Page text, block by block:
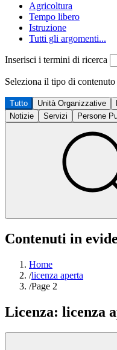
Agricoltura
Tempo libero
Istruzione
Tutti gli argomenti...
Inserisci i termini di ricerca
Seleziona il tipo di contenuto
Tutto Unità Organizzative
Notizie
Servizi Persone
Contenuti in
Home
/licenza aperta
/Page 2
Licenza: licenza